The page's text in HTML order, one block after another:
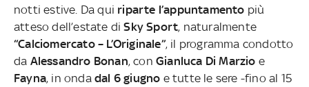
notti estive. Da qui riparte l’appuntamento più
atteso dell’estate diSky Sport, naturalmente
“Calciomercato – L’Originale”, il programma condotto
da Alessandro Bonan, conGianluca Di Marzio e
Fayna, in onda dal 6 giugno e tutte le sere -fino al 15